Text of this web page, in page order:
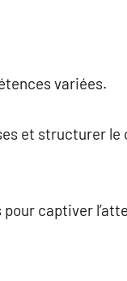
variées.
et structurer le
captiver